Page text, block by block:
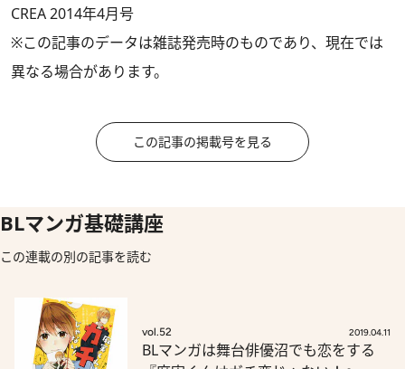
CREA 2014年4月号
※この記事のデータは雑誌発売時のものであり、現在では
異なる場合があります。
この記事の掲載号を見る
BLマンガ基礎講座
この連載の別の記事を読む
vol.52 2019.04.11
BLマンガは舞台俳優沼でも恋をする